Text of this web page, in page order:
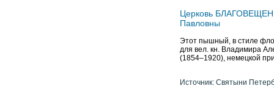
Церковь
Павловны
Этот пышный, в стиле
для вел. кн. Владимира
(1854–1920), немецкой
Источник: Святыни